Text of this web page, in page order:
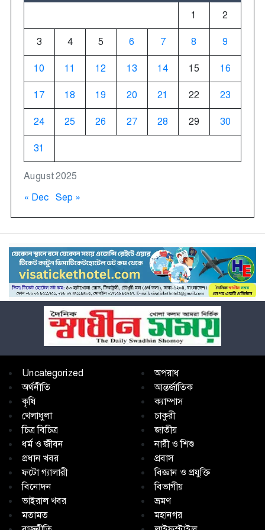
August 2025
1 2
3 4 5 6 7 8 9
10 11 12 13 14 15 16
17 18 19 20 21 22 23
24 25 26 27 28 29 30
31
« Dec Sep »
Uncategorized
অপরাধ
অর্থনীতি
আন্তর্জাতিক
কৃষি
ক্যাম্পাস
খেলাধুলা
চাকুরী
চিত্র বিচিত্র
জাতীয়
ধর্ম ও জীবন
নারী ও শিশু
প্রধান খবর
প্রবাস
ফটো গ্যালারী
বিজ্ঞান ও প্রযুক্তি
বিনোদন
বিভাগীয়
ভাইরাল খবর
ভ্রমণ
মতামত
মহানগর